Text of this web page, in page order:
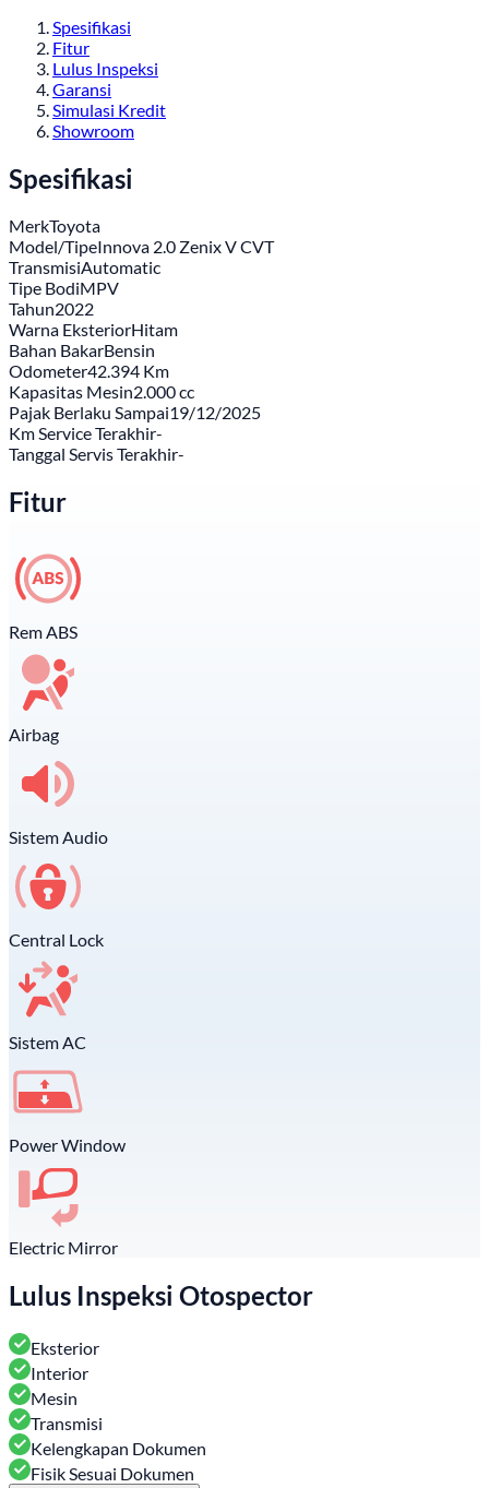
Spesifikasi
Fitur
Lulus Inspeksi
Garansi
Simulasi Kredit
Showroom
Spesifikasi
MerkToyota
Model/TipeInnova 2.0 Zenix V CVT
TransmisiAutomatic
Tipe BodiMPV
Tahun2022
Warna EksteriorHitam
Bahan BakarBensin
Odometer42.394 Km
Kapasitas Mesin2.000 cc
Pajak Berlaku Sampai19/12/2025
Km Service Terakhir-
Tanggal Servis Terakhir-
Fitur
Rem ABS
Airbag
Sistem Audio
Central Lock
Sistem AC
Power Window
Electric Mirror
Lulus Inspeksi Otospector
Eksterior
Interior
Mesin
Transmisi
Kelengkapan Dokumen
Fisik Sesuai Dokumen